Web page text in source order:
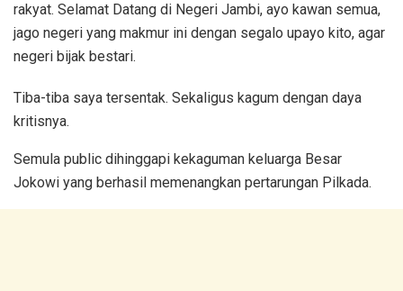
rakyat. Selamat Datang di Negeri Jambi, ayo kawan semua,
jago negeri yang makmur ini dengan segalo upayo kito, agar
negeri bijak bestari.
Tiba-tiba saya tersentak. Sekaligus kagum dengan daya
kritisnya.
Semula public dihinggapi kekaguman keluarga Besar
Jokowi yang berhasil memenangkan pertarungan Pilkada.